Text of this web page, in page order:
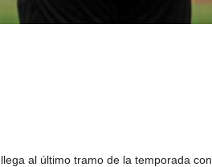
, llega al último tramo de la temporada